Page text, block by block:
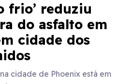
frio’ reduziu
do asfalto em
cidade dos
cidade de Phoenix está em